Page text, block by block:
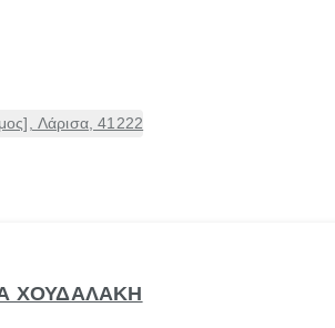
Λάρισα, 41222
ΧΟΥΔΑΛΑΚΗ